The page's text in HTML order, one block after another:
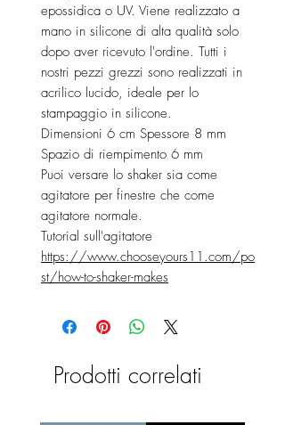
epossidica o UV. Viene realizzato a
mano in silicone di alta qualità solo
dopo aver ricevuto l'ordine. Tutti i
nostri pezzi grezzi sono realizzati in
acrilico lucido, ideale per lo
stampaggio in silicone.
Dimensioni 6 cm Spessore 8 mm
Spazio di riempimento 6 mm
Puoi versare lo shaker sia come
agitatore per finestre che come
agitatore normale.
Tutorial sull'agitatore
https://www.chooseyours11.com/po
st/how-to-shaker-makes
Prodotti correlati